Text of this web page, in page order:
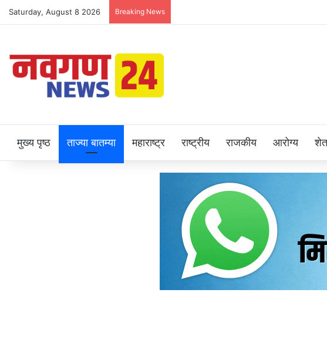
Saturday, August 8 2026 Breaking News
मुख्य पृष्ठ ताज्या बातम्या महाराष्ट्र राष्ट्रीय राजकीय आरोग्य